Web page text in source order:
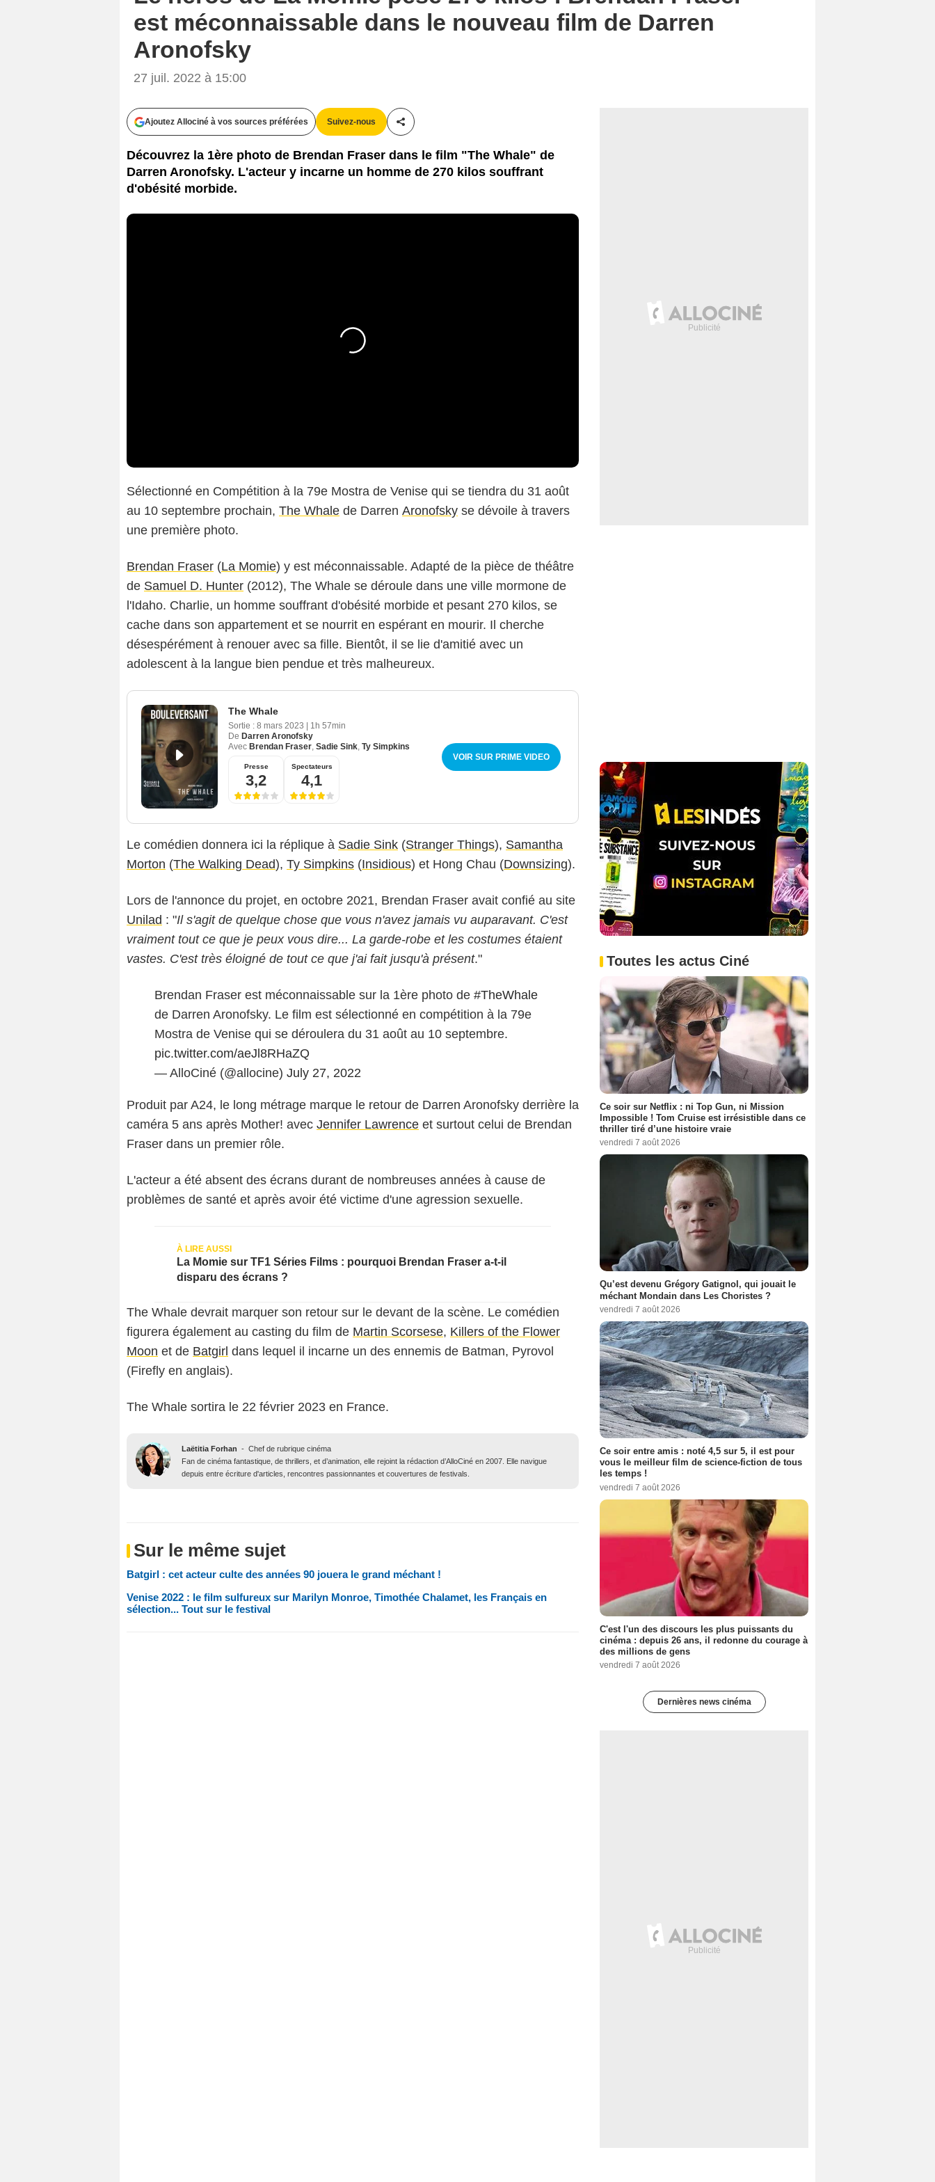
est méconnaissable dans le nouveau film de Darren
Aronofsky
27 juil. 2022 à 15:00
Ajoutez Allociné à vos sources préférées Suivez-nous
Partager cet article
Découvrez la 1ère photo de Brendan Fraser dans le film "The Whale" de
Darren Aronofsky. L'acteur y incarne un homme de 270 kilos souffrant
d'obésité morbide.
Sélectionné en Compétition à la 79e Mostra de Venise qui se tiendra du 31 août
au 10 septembre prochain, The Whale de Darren Aronofsky se dévoile à travers
une première photo.
Brendan Fraser (La Momie) y est méconnaissable. Adapté de la pièce de théâtre
de Samuel D. Hunter (2012), The Whale se déroule dans une ville mormone de
l'Idaho. Charlie, un homme souffrant d'obésité morbide et pesant 270 kilos, se
cache dans son appartement et se nourrit en espérant en mourir. Il cherche
désespérément à renouer avec sa fille. Bientôt, il se lie d'amitié avec un
adolescent à la langue bien pendue et très malheureux.
The Whale
Sortie : 8 mars 2023
1h 57min
De Darren Aronofsky
Avec Brendan Fraser, Sadie Sink, Ty Simpkins
Presse
3,2
Spectateurs
4,1
VOIR SUR PRIME VIDEO
Le comédien donnera ici la réplique à Sadie Sink (Stranger Things), Samantha
Morton (The Walking Dead), Ty Simpkins (Insidious) et Hong Chau (Downsizing).
Lors de l'annonce du projet, en octobre 2021, Brendan Fraser avait confié au site
Unilad : "Il s'agit de quelque chose que vous n'avez jamais vu auparavant. C'est
vraiment tout ce que je peux vous dire... La garde-robe et les costumes étaient
vastes. C'est très éloigné de tout ce que j'ai fait jusqu'à présent."
Brendan Fraser est méconnaissable sur la 1ère photo de #TheWhale
de Darren Aronofsky. Le film est sélectionné en compétition à la 79e
Mostra de Venise qui se déroulera du 31 août au 10 septembre.
pic.twitter.com/aeJl8RHaZQ
— AlloCiné (@allocine) July 27, 2022
Produit par A24, le long métrage marque le retour de Darren Aronofsky derrière la
caméra 5 ans après Mother! avec Jennifer Lawrence et surtout celui de Brendan
Fraser dans un premier rôle.
L'acteur a été absent des écrans durant de nombreuses années à cause de
problèmes de santé et après avoir été victime d'une agression sexuelle.
La Momie sur TF1 Séries Films : pourquoi Brendan Fraser a-t-il
disparu des écrans ?
The Whale devrait marquer son retour sur le devant de la scène. Le comédien
figurera également au casting du film de Martin Scorsese, Killers of the Flower
Moon et de Batgirl dans lequel il incarne un des ennemis de Batman, Pyrovol
(Firefly en anglais).
The Whale sortira le 22 février 2023 en France.
Laëtitia Forhan - Chef de rubrique cinéma
Fan de cinéma fantastique, de thrillers, et d’animation, elle rejoint la rédaction d’AlloCiné en 2007. Elle navigue
depuis entre écriture d'articles, rencontres passionnantes et couvertures de festivals.
Sur le même sujet
Batgirl : cet acteur culte des années 90 jouera le grand méchant !
Venise 2022 : le film sulfureux sur Marilyn Monroe, Timothée Chalamet, les Français en
sélection... Tout sur le festival
Toutes les actus Ciné
Ce soir sur Netflix : ni Top Gun, ni Mission
Impossible ! Tom Cruise est irrésistible dans ce
thriller tiré d’une histoire vraie
vendredi 7 août 2026
Qu’est devenu Grégory Gatignol, qui jouait le
méchant Mondain dans Les Choristes ?
vendredi 7 août 2026
Ce soir entre amis : noté 4,5 sur 5, il est pour
vous le meilleur film de science-fiction de tous
les temps !
vendredi 7 août 2026
C'est l'un des discours les plus puissants du
cinéma : depuis 26 ans, il redonne du courage à
des millions de gens
vendredi 7 août 2026
Dernières news cinéma